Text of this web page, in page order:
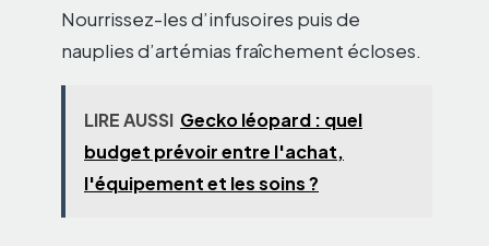
Nourrissez-les d’infusoires puis de
nauplies d’artémias fraîchement écloses.
LIRE AUSSI Gecko léopard : quel
budget prévoir entre l'achat,
l'équipement et les soins ?